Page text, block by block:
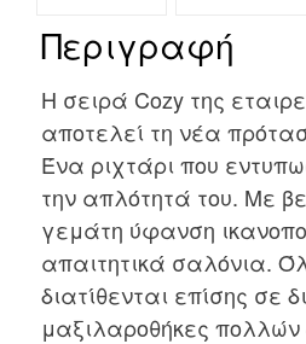
Περιγραφή
Η σειρά Cozy της
αποτελεί τη νέα
Ένα ριχτάρι που
την απλότητά του. Με
γεμάτη ύφανση
απαιτητικά σαλόνια.
διατίθενται επίσης σε
μαξιλαροθήκες